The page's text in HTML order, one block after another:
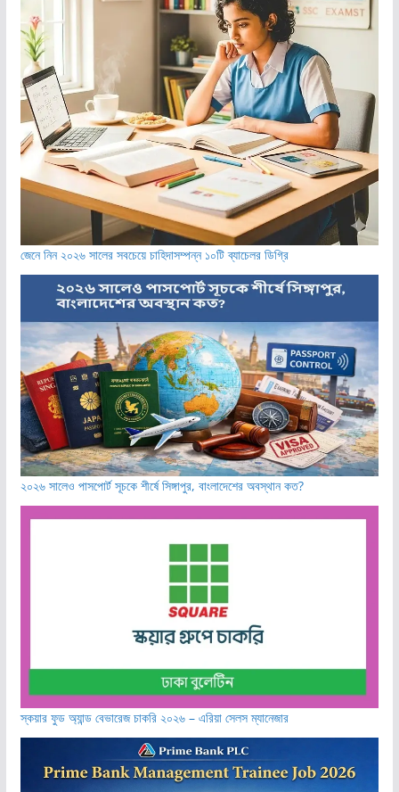
জেনে নিন ২০২৬ সালের সবচেয়ে চাহিদাসম্পন্ন ১০টি ব্যাচেলর ডিগ্রি
২০২৬ সালেও পাসপোর্ট সূচকে শীর্ষে সিঙ্গাপুর, বাংলাদেশের অবস্থান কত?
স্কয়ার ফুড অ্যান্ড বেভারেজ চাকরি ২০২৬ – এরিয়া সেলস ম্যানেজার